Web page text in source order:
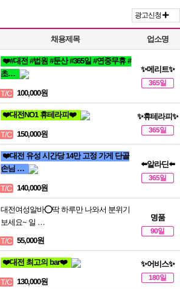
광고신청
채용제목 업소명
❤️#대전 #법원 #둔산 #365일 #연중무휴 #
초…
T/C 100,000원
✨메리트✨
365일
❤️대전NO1 휴테라피❤️
T/C 150,000원
✨휴테라피✨
365일
❤️대전 유성 시간당 14만 고정 가게 단골
손님 …
T/C 140,000원
⬅️알라딘⬅️
365일
대전여성알바⭕딱 하루만 나와서 분위기
보세요~ 일 …
T/C 55,000원
명품
90일
❤️대전 최고의 bar❤️
T/C 130,000원
✨어비스✨
180일